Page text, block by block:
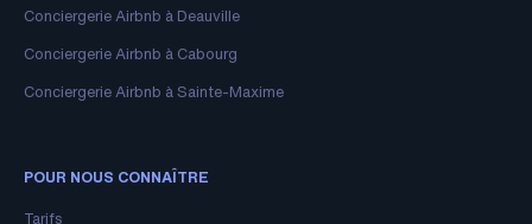
Conciergerie Airbnb à Deauville
Conciergerie Airbnb à Cabourg
Conciergerie Airbnb à Sainte-Maxime
POUR NOUS CONNAÎTRE
Tarifs